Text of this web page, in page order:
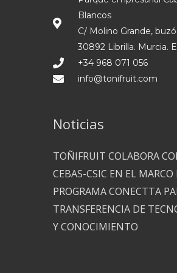
Blancos
C/ Molino Grande,
30892 Librilla. Murcia.
+34 968 071 056
info@tonifruit.com
Noticias
TOÑIFRUIT COLABORA
CEBAS-CSIC EN EL MARCO
PROGRAMA CONECTTA
TRANSFERENCIA DE
Y CONOCIMIENTO